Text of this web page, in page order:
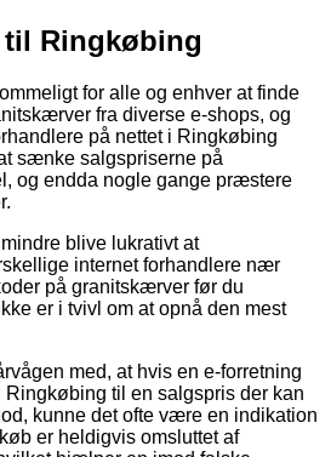
Ringkøbing
for alle og enhver at finde
fra diverse e-shops, og
på nettet i Ringkøbing
sænke salgspriserne på
og endda nogle gange præstere
blive lukrativt at
internet forhandlere nær
på granitskærver før du
er i tvivl om at opnå den mest
med, at hvis en e-forretning
til en salgspris der kan
kunne det ofte være en indikation
er heldigvis omsluttet af